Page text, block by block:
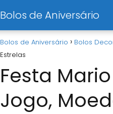
Bolos de Aniversário
Bolos de Aniversário Bolos
Estrelas
Festa
Jogo,